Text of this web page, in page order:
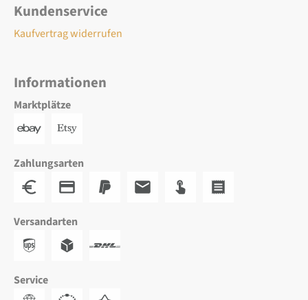
Kundenservice
Kaufvertrag widerrufen
Informationen
Marktplätze
Zahlungsarten
Versandarten
Service